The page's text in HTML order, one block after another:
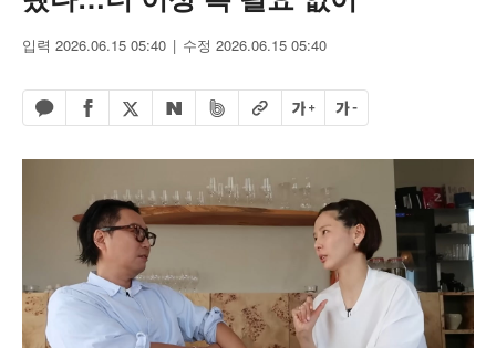
입력 2026.06.15 05:40 수정 2026.06.15 05:40
카카오톡 공유하기
페이스북 공유하기
엑스 공유하기
네이버 공유하기
밴드 공유하기
URL복사글자 크게글자 작게